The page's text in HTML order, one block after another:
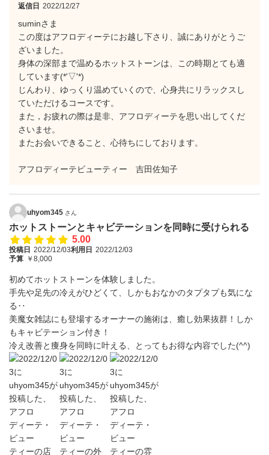
返信日 2022/12/27
suminさま
この度はアフロディーテにお越し下さり、誠にありがとうご
ざいました。
身体の深部まで温めるホットストーンは、この時期とても適
しています(*'▽'*)
じんわり、ゆっくり温めていくので、心身共にリラックスし
ていただけるコースです。
また，お疲れの際は是非、アフロディーテを思い出してくだ
さいませ。
またお会いできること、心待ちにしております。
アフロディーテビューティー 吉田佐知子
uhyom345 さん
ホットストーンとキャビテーションを同時に受けられる
5.00
投稿日 2022/12/03利用日 2022/12/03
予算 ￥8,000
初めてホットストーンを体験しました。
手先や足先の冷えがひどくて、しかもおなかのタプタプも気にな
る‥
美魔女雑誌にも登場するオーナーの施術は、癒し効果抜群！しか
もキャビテーション付き！
冷え改善と痩身を同時に叶える、とってもお得な内容でした(^^)